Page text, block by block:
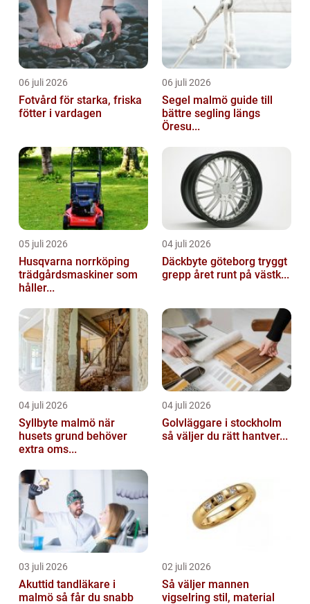
06 juli 2026
Fotvård för starka, friska
fötter i vardagen
06 juli 2026
Segel malmö guide till
bättre segling längs
Öresu...
05 juli 2026
Husqvarna norrköping
trädgårdsmaskiner som
håller...
04 juli 2026
Däckbyte göteborg tryggt
grepp året runt på västk...
04 juli 2026
Syllbyte malmö när
husets grund behöver
extra oms...
04 juli 2026
Golvläggare i stockholm
så väljer du rätt hantver...
03 juli 2026
Akuttid tandläkare i
malmö så får du snabb
02 juli 2026
Så väljer mannen
vigselring stil, material